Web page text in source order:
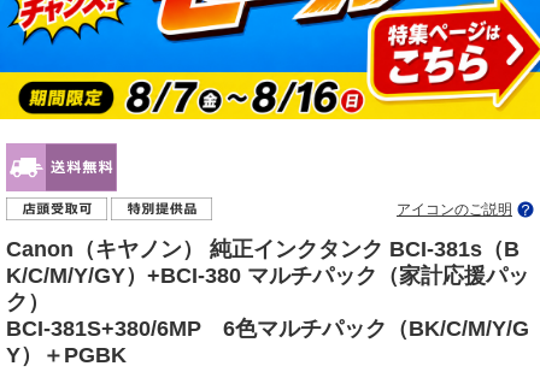
アイコンのご説明
Canon（キヤノン） 純正インクタンク BCI-381s（B
K/C/M/Y/GY）+BCI-380 マルチパック（家計応援パッ
ク）
BCI-381S+380/6MP 6色マルチパック（BK/C/M/Y/G
Y）＋PGBK